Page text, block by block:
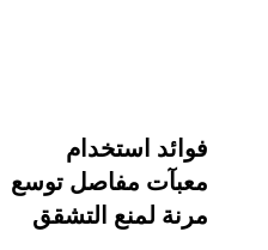
فوائد استخدام
معبآت مفاصل توسع
مرنة لمنع التشقق